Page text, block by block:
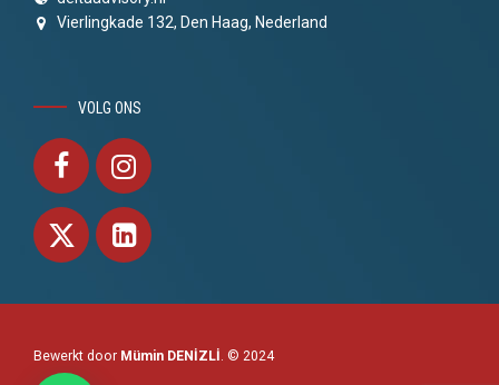
Vierlingkade 132, Den Haag, Nederland
VOLG ONS
Bewerkt door Mümin DENİZLİ. © 2024